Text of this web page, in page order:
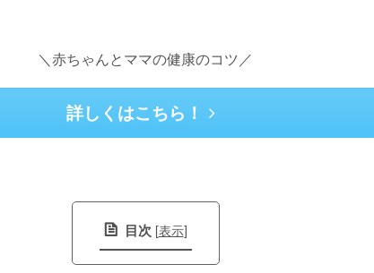
＼赤ちゃんとママの健康のコツ／
詳しくはこちら！
目次 [表示]